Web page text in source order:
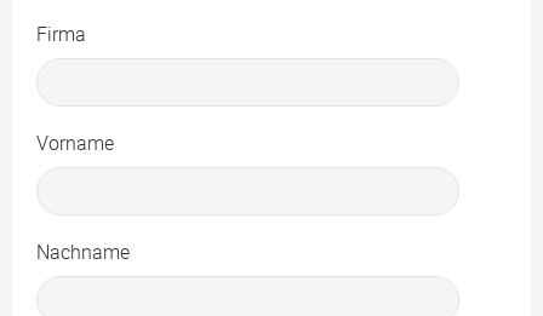
Firma
Vorname
Nachname